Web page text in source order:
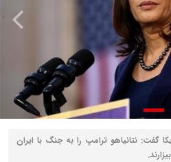
گفت: نتانیاهو ترامپ را به جنگ با ایران